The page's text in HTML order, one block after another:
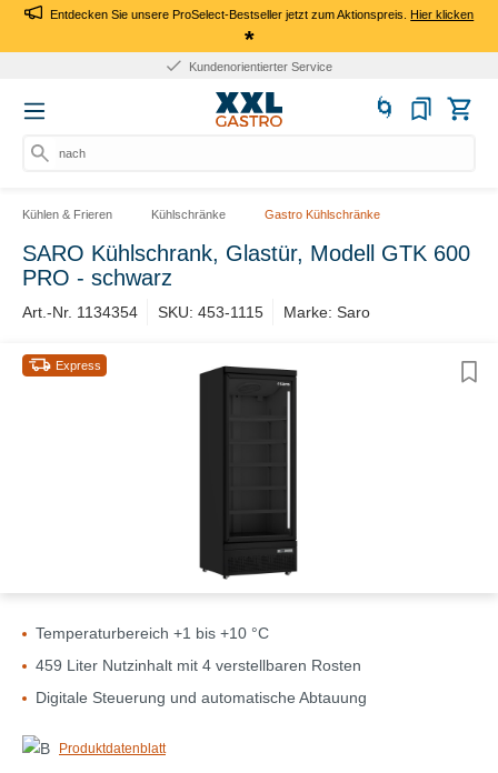
Entdecken Sie unsere ProSelect-Bestseller jetzt zum Aktionspreis.Hier klicken
*
Kundenorientierter Service
nach Pr
Kühlen & Frieren Kühlschränke Gastro Kühlschränke
SARO Kühlschrank, Glastür, Modell GTK 600
PRO - schwarz
Art.-Nr. 1134354 SKU: 453-1115 Marke: Saro
Express
Temperaturbereich +1 bis +10 °C
459 Liter Nutzinhalt mit 4 verstellbaren Rosten
Digitale Steuerung und automatische Abtauung
Produktdatenblatt